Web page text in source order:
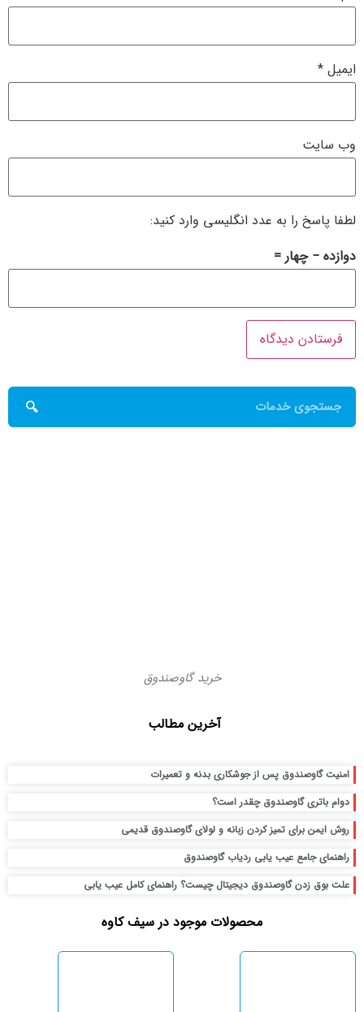
ایمیل *
وب‌ سایت
لطفا پاسخ را به عدد انگلیسی وارد کنید:
دوازده − چهار =
خرید گاوصندوق
آخرین مطالب
امنیت گاوصندوق پس از جوشکاری بدنه و تعمیرات
دوام باتری گاوصندوق چقدر است؟
روش ایمن برای تمیز کردن زبانه و لولای گاوصندوق قدیمی
راهنمای جامع عیب یابی ردیاب گاوصندوق
علت بوق زدن گاوصندوق دیجیتال چیست؟ راهنمای کامل عیب یابی
محصولات موجود در سیف کاوه